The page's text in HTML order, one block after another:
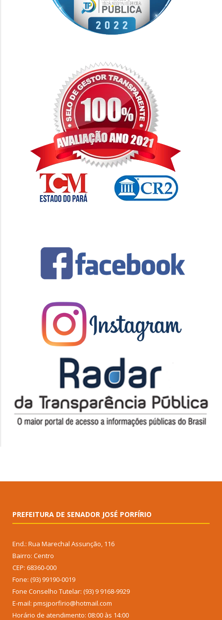
PREFEITURA DE SENADOR JOSÉ PORFÍRIO
End.: Rua Marechal Assunção, 116
Bairro: Centro
CEP: 68360-000
Fone: (93) 99190-0019
Fone Conselho Tutelar: (93) 9 9168-9929
E-mail: pmsjporfirio@hotmail.com
Horário de atendimento: 08:00 às 14:00